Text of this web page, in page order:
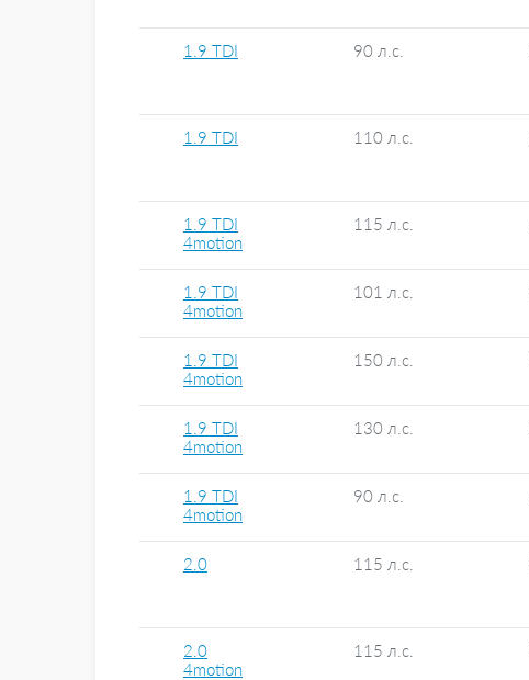
1.9 TDI 90 л.с.
1.9 TDI 110 л.с.
1.9 TDI
4motion
115 л.с.
1.9 TDI
4motion
101 л.с.
1.9 TDI
4motion
150 л.с.
1.9 TDI
4motion
130 л.с.
1.9 TDI
4motion
90 л.с.
2.0 115 л.с.
2.0
4motion
115 л.с.